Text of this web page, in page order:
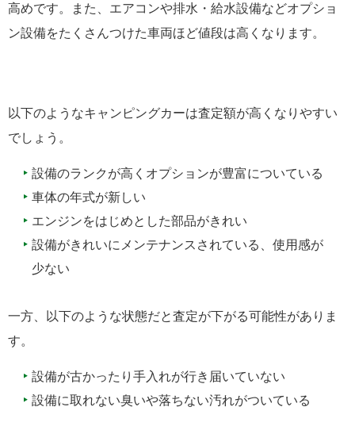
高めです。また、エアコンや排水・給水設備などオプショ
ン設備をたくさんつけた車両ほど値段は高くなります。
以下のようなキャンピングカーは査定額が高くなりやすい
でしょう。
設備のランクが高くオプションが豊富についている
車体の年式が新しい
エンジンをはじめとした部品がきれい
設備がきれいにメンテナンスされている、使用感が
少ない
一方、以下のような状態だと査定が下がる可能性がありま
す。
設備が古かったり手入れが行き届いていない
設備に取れない臭いや落ちない汚れがついている